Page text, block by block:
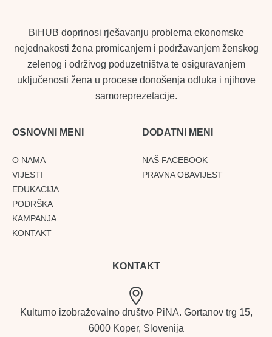
BiHUB doprinosi rješavanju problema ekonomske
nejednakosti žena promicanjem i podržavanjem ženskog
zelenog i održivog poduzetništva te osiguravanjem
uključenosti žena u procese donošenja odluka i njihove
samoreprezetacije.
OSNOVNI MENI
O NAMA
VIJESTI
EDUKACIJA
PODRŠKA
KAMPANJA
KONTAKT
DODATNI MENI
NAŠ FACEBOOK
PRAVNA OBAVIJEST
KONTAKT
Kulturno izobraževalno društvo PiNA. Gortanov trg 15,
6000 Koper, Slovenija